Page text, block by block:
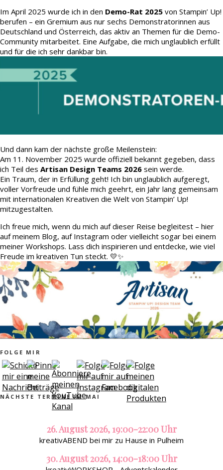
Im April 2025 wurde ich in den Demo-Rat 2025 von Stampin’ Up!
berufen – ein Gremium aus nur sechs Demonstratorinnen aus
Deutschland und Österreich, das aktiv an Themen für die Demo-
Community mitarbeitet. Eine Aufgabe, die mich unglaublich erfüllt
und für die ich sehr dankbar bin.
Und dann kam der nächste große Meilenstein:
Am 11. November 2025 wurde offiziell bekannt gegeben, dass
ich Teil des Artisan Design Teams 2026 sein werde.
Ein Traum, der in Erfüllung geht! Ich bin unglaublich aufgeregt,
voller Vorfreude und fühle mich geehrt, ein Jahr lang gemeinsam
mit internationalen Kreativen die Welt von Stampin’ Up!
mitzugestalten.
Ich freue mich, wenn du mich auf dieser Reise begleitest – hier
auf meinem Blog, auf Instagram oder vielleicht sogar bei einem
meiner Workshops. Lass dich inspirieren und entdecke, wie viel
Freude im kreativen Tun steckt. 💛✨
FOLGE MIR
NÄCHSTE TERMINE IM MAI
26. August 2026, 19:00-22:00 Uhr
kreativABEND bei mir zu Hause in Pulheim
30. August 2026, 14:00-18:00 Uhr